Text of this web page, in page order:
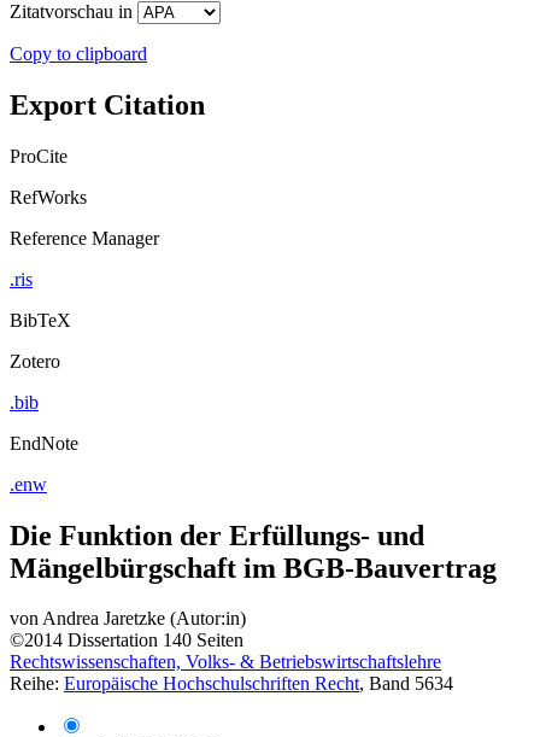
Zitatvorschau in
Copy to clipboard
Export Citation
ProCite
RefWorks
Reference Manager
.ris
BibTeX
Zotero
.bib
EndNote
.enw
Die Funktion der Erfüllungs- und
Mängelbürgschaft im BGB-Bauvertrag
vonAndrea Jaretzke (Autor:in)
©2014 Dissertation 140 Seiten
Rechtswissenschaften, Volks- & Betriebswirtschaftslehre
Reihe: Europäische Hochschulschriften Recht, Band 5634